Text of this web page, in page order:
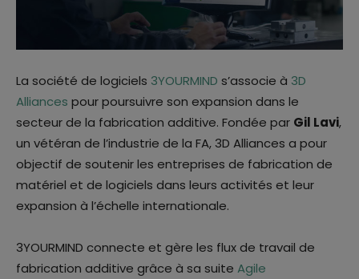
La société de logiciels 3YOURMIND s’associe à 3D
Alliances pour poursuivre son expansion dans le
secteur de la fabrication additive. Fondée par Gil Lavi,
un vétéran de l’industrie de la FA, 3D Alliances a pour
objectif de soutenir les entreprises de fabrication de
matériel et de logiciels dans leurs activités et leur
expansion à l’échelle internationale.
3YOURMIND connecte et gère les flux de travail de
fabrication additive grâce à sa suite Agile